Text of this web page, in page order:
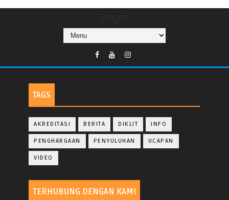
TAGS
AKREDITASI BERITA DIKLIT INFO
PENGHARGAAN PENYULUHAN UCAPAN
VIDEO
TERHUBUNG DENGAN KAMI